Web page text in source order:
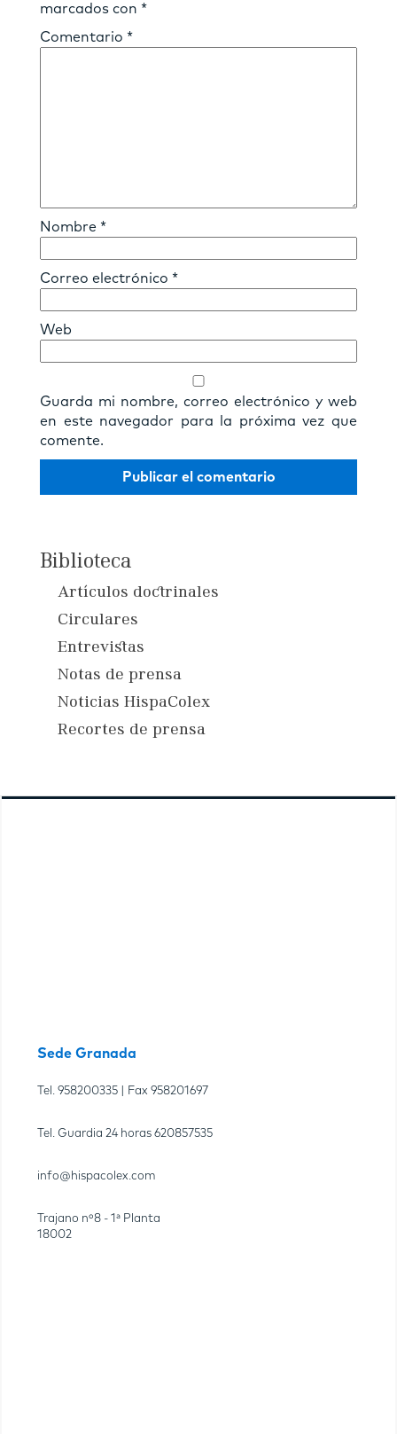
marcados con *
Comentario *
Nombre *
Correo electrónico *
Web
Guarda mi nombre, correo electrónico y web
en este navegador para la próxima vez que
comente.
Biblioteca
Artículos doctrinales
Circulares
Entrevistas
Notas de prensa
Noticias HispaColex
Recortes de prensa
Sede Granada
Tel. 958200335 | Fax 958201697
Tel. Guardia 24 horas 620857535
info@hispacolex.com
Trajano nº8 - 1ª Planta
18002